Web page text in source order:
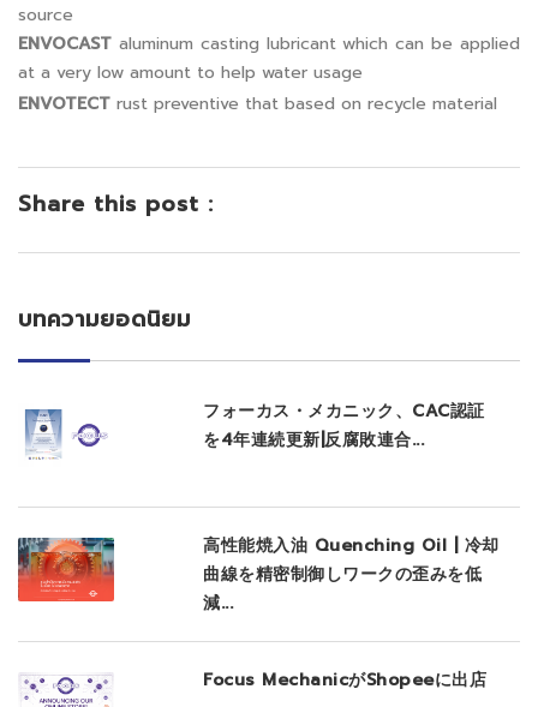
source
ENVOCAST aluminum casting lubricant which can be applied
at a very low amount to help water usage
ENVOTECT rust preventive that based on recycle material
Share this post :
บทความยอดนิยม
フォーカス・メカニック、CAC認証
を4年連続更新|反腐敗連合...
高性能焼入油 Quenching Oil | 冷却
曲線を精密制御しワークの歪みを低
減...
Focus MechanicがShopeeに出店